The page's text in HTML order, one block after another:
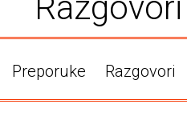
Preporuke Razgovori